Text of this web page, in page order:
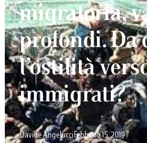
migratoria,
profondi. Da
l’ostilità
immigrati?
Davide Angelucci Febbraio 15, 2019